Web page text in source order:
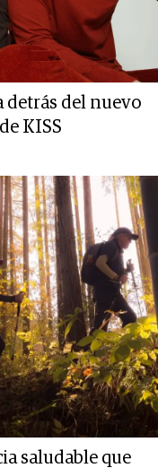
detrás del nuevo
KISS
saludable que